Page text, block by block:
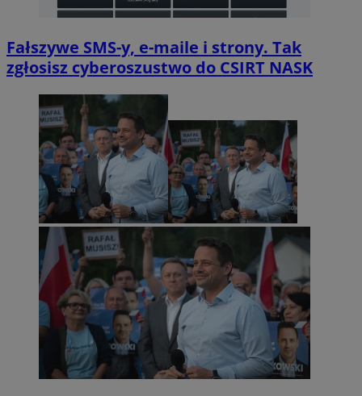
Fałszywe SMS-y, e-maile i strony. Tak
zgłosisz cyberoszustwo do CSIRT NASK